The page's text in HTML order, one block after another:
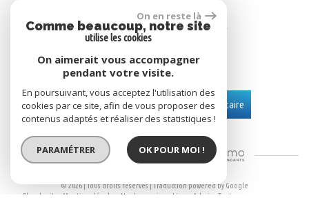
Se connecter Espace propriétaire
Site Réalisé Par
© 2026 | Tous droits réservés | Traduction powered by Google
Plan du site
Mentions légales Nos honoraires Liens Admin
Toutes nos annonces
On en reste là
Comme beaucoup, notre site
utilise les cookies
On aimerait vous accompagner
pendant votre visite.
En poursuivant, vous acceptez l'utilisation des
cookies par ce site, afin de vous proposer des
contenus adaptés et réaliser des statistiques !
PARAMÉTRER OK POUR MOI !